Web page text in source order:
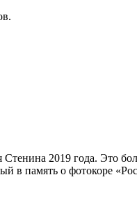
2019 года. Это
в память о фотокоре